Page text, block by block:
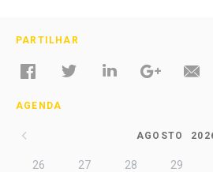
PARTILHAR
AGENDA
AGOSTO
26 27 28 29